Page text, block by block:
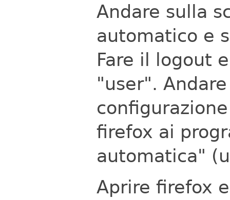
Andare sulla
automatico e
Fare il logout
"user".
firefox ai
automatica"
Aprire firefox